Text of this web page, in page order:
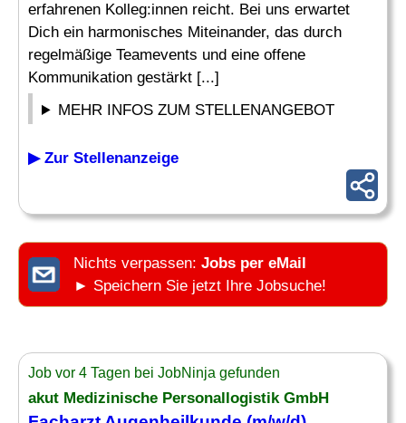
erfahrenen Kolleg:innen reicht. Bei uns erwartet
Dich ein harmonisches Miteinander, das durch
regelmäßige Teamevents und eine offene
Kommunikation gestärkt [...]
MEHR INFOS ZUM STELLENANGEBOT
▶ Zur Stellenanzeige
Nichts verpassen: Jobs per eMail
► Speichern Sie jetzt Ihre Jobsuche!
Job vor 4 Tagen bei JobNinja gefunden
akut Medizinische Personallogistik GmbH